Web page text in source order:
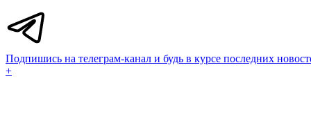
Подпишись на телеграм-канал и будь в курсе последних
+